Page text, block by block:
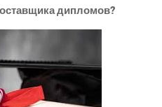
дипломов?